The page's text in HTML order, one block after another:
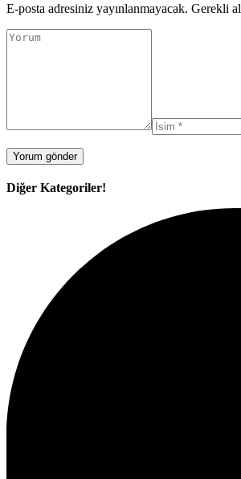
E-posta adresiniz yayınlanmayacak. Gerekli
Diğer Kategoriler!